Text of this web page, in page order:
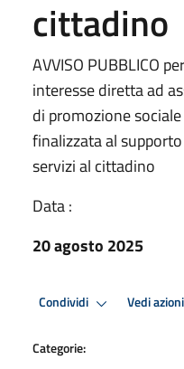
cittadino
AVVISO PUBBLICO
interesse diretta ad
di promozione
finalizzata al
servizi al cittadino
Data :
20 agosto 2025
Condividi Vedi azioni
Categorie: